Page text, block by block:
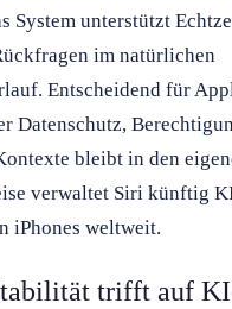
System unterstützt
im natürlichen
Entscheidend für
Datenschutz,
bleibt in den
verwaltet Siri künftig
iPhones weltweit.
trifft auf